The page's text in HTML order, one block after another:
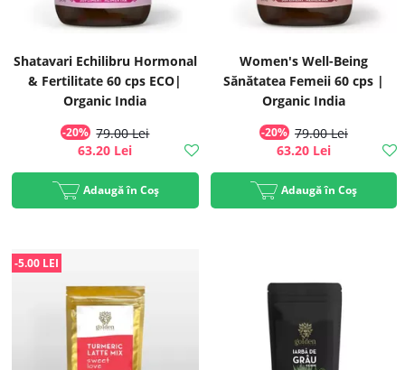
Shatavari Echilibru Hormonal
& Fertilitate 60 cps ECO|
Organic India
-20% 79.00 Lei
63.20 Lei
Adaugă în Coș
Women's Well-Being
Sănătatea Femeii 60 cps |
Organic India
-20% 79.00 Lei
63.20 Lei
Adaugă în Coș
-5.00 LEI